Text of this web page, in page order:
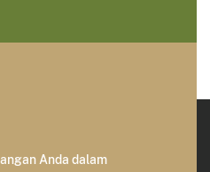
Anda dalam